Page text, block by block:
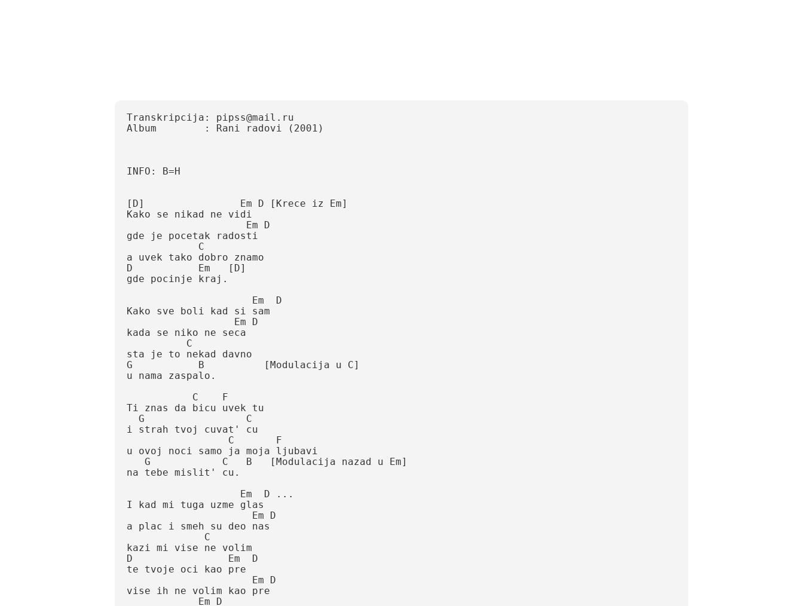
Transkripcija: pipss@mail.ru
Album        : Rani radovi (2001)
INFO: B=H
[D]                Em D [Krece iz Em]
Kako se nikad ne vidi
gde je pocetak radosti
a uvek tako dobro znamo
D           Em   [D]
gde pocinje kraj.
Kako sve boli kad si sam
kada se niko ne seca
sta je to nekad davno
G           B          [Modulacija u C]
u nama zaspalo.
Ti znas da bicu uvek tu
i strah tvoj cuvat' cu
u ovoj noci samo ja moja ljubavi
na tebe mislit' cu.
I kad mi tuga uzme glas
a plac i smeh su deo nas
kazi mi vise ne volim
D                Em  D
te tvoje oci kao pre
vise ih ne volim kao pre